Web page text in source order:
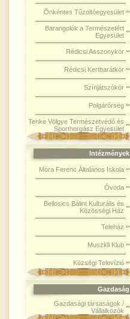
Önkéntes Tűzoltóegyesület
Barangolók a Természetért
Egyesület
Rédicsi Asszonykör
Rédicsi Kertbarátkör
Színjátszókör
Polgárőrség
Tenke Völgye Természetvédő és
Sporthorgász Egyesület
Intézmények
Móra Ferenc Általános Iskola
Óvoda
Bellosics Bálint Kulturális és
Közösségi Ház
Teleház
Muszkli Klub
Községi Televízió
Gazdaság
Gazdasági társaságok /
Vállalkozók